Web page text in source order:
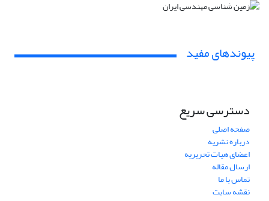
پیوندهای مفید
دسترسی سریع
صفحه اصلی
درباره نشریه
اعضای هیات تحریریه
ارسال مقاله
تماس با ما
نقشه سایت